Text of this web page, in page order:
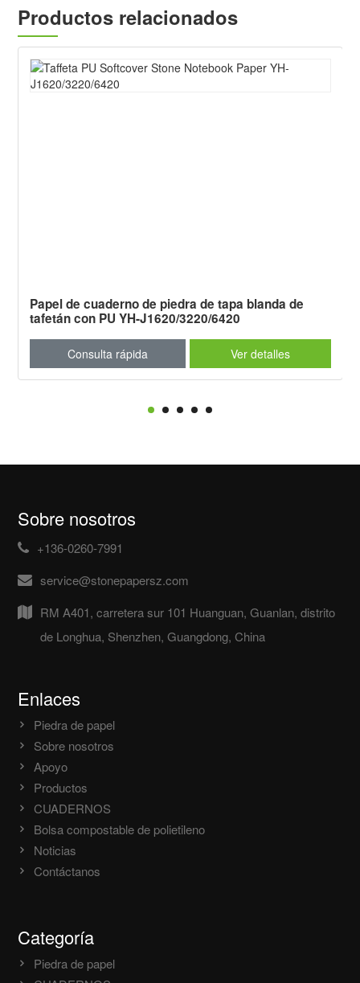
Productos relacionados
Papel de cuaderno de piedra de tapa blanda de
tafetán con PU YH-J1620/3220/6420
Consulta rápida Ver detalles
Sobre nosotros
+136-0260-7991
service@stonepapersz.com
RM A401, carretera sur 101 Huanguan, Guanlan, distrito
de Longhua, Shenzhen, Guangdong, China
Enlaces
Piedra de papel
Sobre nosotros
Apoyo
Productos
CUADERNOS
Bolsa compostable de polietileno
Noticias
Contáctanos
Categoría
Piedra de papel